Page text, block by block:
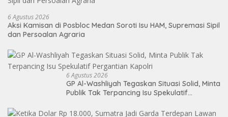
6 Agustus 2026
Aksi Kamisan di Posbloc Medan Soroti Isu HAM, Supremasi Sipil
dan Persoalan Agraria
6 Agustus 2026
GP Al-Washliyah Tegaskan Situasi Solid, Minta
Publik Tak Terpancing Isu Spekulatif